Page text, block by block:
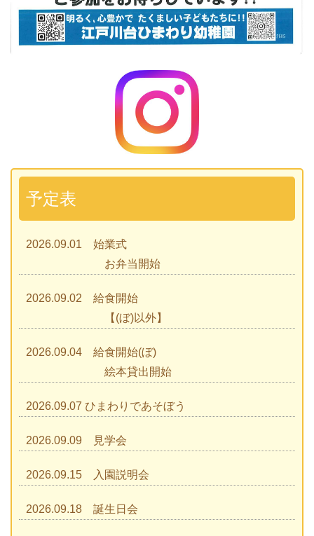
予定表
2026.09.01 始業式
お弁当開始
2026.09.02 給食開始
【(ぼ)以外】
2026.09.04 給食開始(ぼ)
絵本貸出開始
2026.09.07 ひまわりであそぼう
2026.09.09 見学会
2026.09.15 入園説明会
2026.09.18 誕生日会